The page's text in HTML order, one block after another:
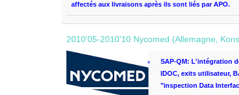
affectés aux livraisons après ils sont liés par APO.
2010'05-2010'10 Nycomed (Allemagne,
SAP-QM: L'intégration
IDOC, exits utilisateur,
"inspection Data